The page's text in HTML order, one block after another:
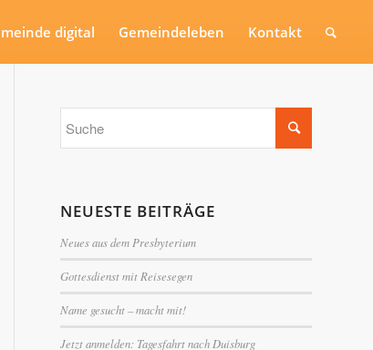
digital Gemeindeleben Kontakt
NEUESTE BEITRÄGE
Neues aus dem Presbyterium
Gottesdienst mit Reisesegen
Name gesucht – macht mit!
Jetzt anmelden: Tagesfahrt nach Duisburg